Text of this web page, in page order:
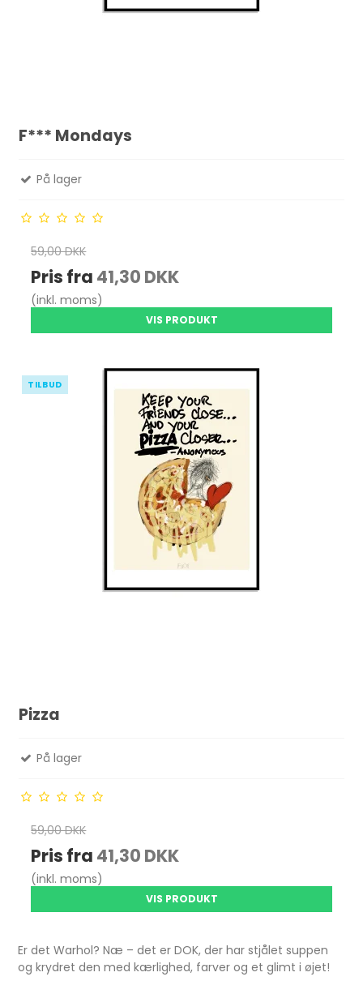
F*** Mondays
På lager
59,00 DKK
Pris fra 41,30 DKK
(inkl. moms)
VIS PRODUKT
TILBUD
Pizza
På lager
59,00 DKK
Pris fra 41,30 DKK
(inkl. moms)
VIS PRODUKT
Er det Warhol? Næ – det er DOK, der har stjålet suppen
og krydret den med kærlighed, farver og et glimt i øjet!